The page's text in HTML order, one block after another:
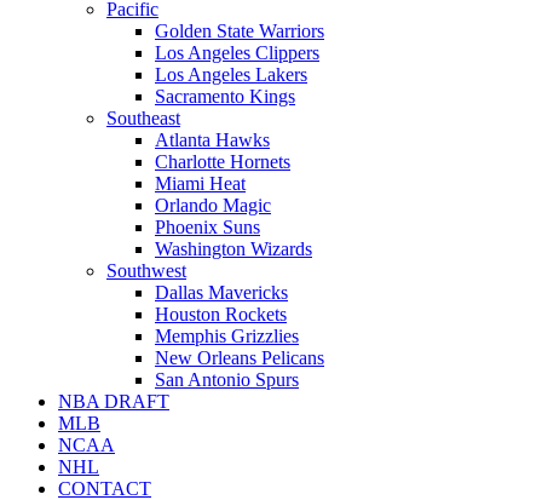
Pacific
Golden State Warriors
Los Angeles Clippers
Los Angeles Lakers
Sacramento Kings
Southeast
Atlanta Hawks
Charlotte Hornets
Miami Heat
Orlando Magic
Phoenix Suns
Washington Wizards
Southwest
Dallas Mavericks
Houston Rockets
Memphis Grizzlies
New Orleans Pelicans
San Antonio Spurs
NBA DRAFT
MLB
NCAA
NHL
CONTACT